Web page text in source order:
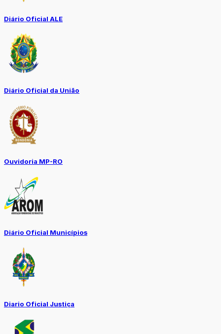
Diário Oficial ALE
Diário Oficial da União
Ouvidoria MP-RO
Diário Oficial Municípios
Diario Oficial Justiça